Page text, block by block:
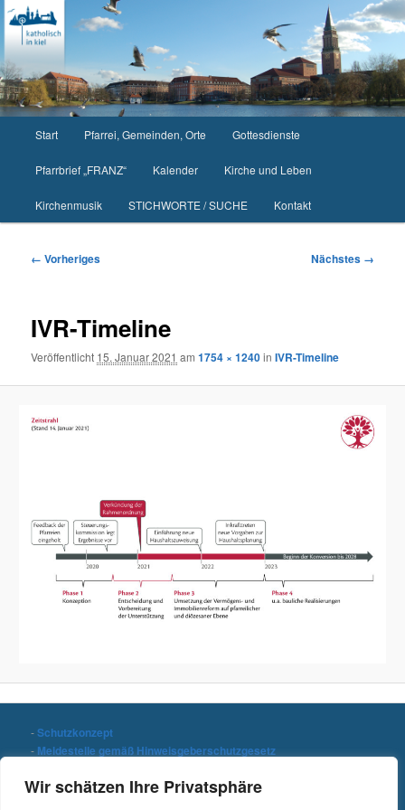
Wir schätzen Ihre Privatsphäre
Zum
primären
Inhalt
springen
Start Pfarrei, Gemeinden, Orte Gottesdienste
Pfarrbrief „FRANZ“ Kalender Kirche und Leben
Kirchenmusik STICHWORTE / SUCHE Kontakt
Bilder-
← Vorheriges Nächstes →
IVR-Timeline
Veröffentlicht 15. Januar 2021 am1754 × 1240inIVR-Timeline
-Schutzkonzept
- Meldestelle gemäß Hinweisgeberschutzgesetz
-Impressum